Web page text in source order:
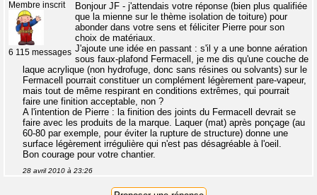
Membre inscrit
6 115 messages
Bonjour JF - j'attendais votre réponse (bien plus qualifiée
que la mienne sur le thème isolation de toiture) pour
abonder dans votre sens et féliciter Pierre pour son
choix de matériaux.
J'ajoute une idée en passant : s'il y a une bonne aération
sous faux-plafond Fermacell, je me dis qu'une couche de
laque acrylique (non hydrofuge, donc sans résines ou solvants) sur le
Fermacell pourrait constituer un complément légèrement pare-vapeur,
mais tout de même respirant en conditions extrêmes, qui pourrait
faire une finition acceptable, non ?
A l'intention de Pierre : la finition des joints du Fermacell devrait se
faire avec les produits de la marque. Laquer (mat) après ponçage (au
60-80 par exemple, pour éviter la rupture de structure) donne une
surface légèrement irrégulière qui n'est pas désagréable à l'oeil.
Bon courage pour votre chantier.
28 avril 2010 à 23:26